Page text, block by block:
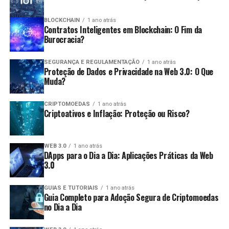
Variedade de ativos:
criptomoedas para operar, permitindo
diversificação nas estratégias.
Desvantagens:
Risco elevado:
um curto período.
Estresse emocional:
ansiedade.
Custos de transação:
Quais são as obrigações fiscais dos
dentro do prazo de cinco anos após a data da
entrega da declaração original.
Pagamento de Imposto Devido:O pagamento
deve ser feito até a data limite estabelecida pela
Receita Federal.
Consequências da Não Declaração
A não apresentação da declaração pode acarretar
diversas consequências, como:
Multas: Penalidades que podem variar de 1% a
20% do valor do imposto devido.
Impedimentos:
participar de licitações e realizar operações de
crédito.
Investigação:
auditoria pela Receita Federal.
BLOCKCHAIN 1 ano atrás
Contratos Inteligentes em Blockchain: O Fim da
Burocracia?
SEGURANÇA E REGULAMENTAÇÃO 1 ano atrás
Proteção de Dados e Privacidade na Web 3.0: O Que
Muda?
CRIPTOMOEDAS 1 ano atrás
Criptoativos e Inflação: Proteção ou Risco?
WEB 3.0 1 ano atrás
DApps para o Dia a Dia: Aplicações Práticas da Web
3.0
GUIAS E TUTORIAIS 1 ano atrás
Guia Completo para Adoção Segura de Criptomoedas
no Dia a Dia